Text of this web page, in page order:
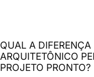
QUAL A
ARQUITETÔNICO
PROJETO PRONTO?